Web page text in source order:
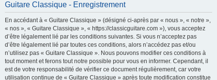
Guitare Classique - Enregistrement
En accédant à « Guitare Classique » (désigné ci-après par « nous », « notre »,
« nos », « Guitare Classique », « https://classicguitare.com »), vous acceptez
d’être légalement lié par les conditions suivantes. Si vous n’acceptez pas
d’être légalement lié par toutes ces conditions, alors n’accédez pas et/ou
n’utilisez pas « Guitare Classique ». Nous pouvons modifier ces conditions à
tout moment et ferons tout notre possible pour vous en informer. Cependant, il
est de votre responsabilité de vérifier ce document régulièrement, car votre
utilisation continue de « Guitare Classique » après toute modification constitue